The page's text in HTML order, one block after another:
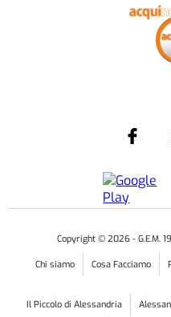
Copyright © 2026 - G.E.M.
Chi siamo Cosa Facciamo
Il Piccolo di Alessandria